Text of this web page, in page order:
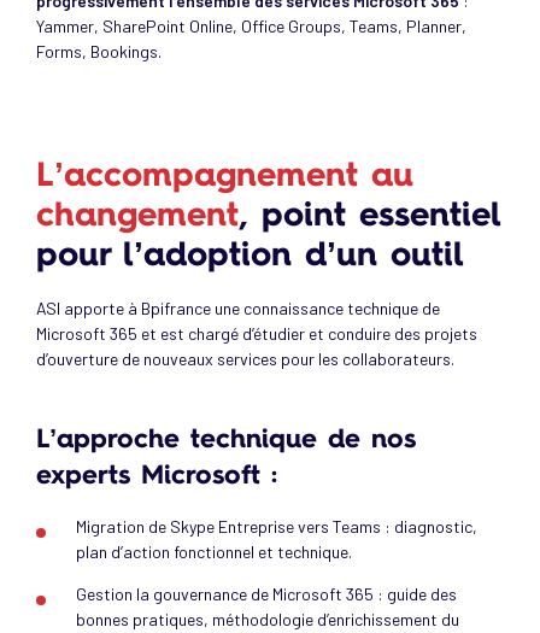
Yammer, SharePoint Online, Office Groups, Teams, Planner,
Forms, Bookings.
L’accompagnement au
changement, point essentiel
pour l’adoption d’un outil
ASI apporte à Bpifrance une connaissance technique de
Microsoft 365 et est chargé d’étudier et conduire des projets
d’ouverture de nouveaux services pour les collaborateurs.
L’approche technique de nos
experts Microsoft :
Migration de Skype Entreprise vers Teams : diagnostic,
plan d’action fonctionnel et technique.
Gestion la gouvernance de Microsoft 365 : guide des
bonnes pratiques, méthodologie d’enrichissement du